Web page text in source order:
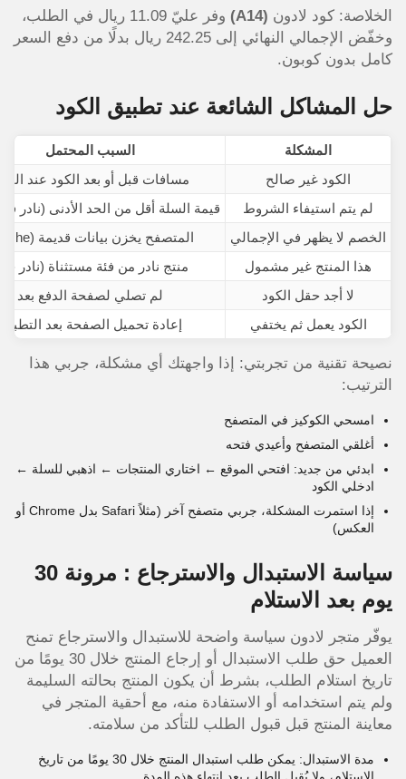
الخلاصة: كود لادون (A14)
وفر عليّ 11.09 ريال في الطلب،
وخفّض الإجمالي النهائي إلى 242.25 ريال بدلًا من دفع السعر
كامل بدون كوبون.
حل المشاكل الشائعة عند تطبيق الكود
المشكلة
السبب المحتمل
الكود غير صالح
مسافات قبل أو بعد الكود عند
لم يتم استيفاء الشروط
قيمة السلة أقل من الحد الأدنى (نادر
الخصم لا يظهر في الإجمالي
المتصفح يخزن بيانات قديمة (Cache)
هذا المنتج غير مشمول
منتج نادر من فئة مستثناة (نادر
لا أجد حقل الكود
لم تصلي لصفحة الدفع بعد
الكود يعمل ثم يختفي
إعادة تحميل الصفحة بعد
نصيحة تقنية من تجربتي: إذا واجهتك أي مشكلة، جربي هذا
الترتيب:
امسحي الكوكيز في المتصفح
أغلقي المتصفح وأعيدي فتحه
ابدئي من جديد: افتحي الموقع ← اختاري المنتجات ← اذهبي للسلة ←
ادخلي الكود
إذا استمرت المشكلة، جربي متصفح آخر (مثلاً Safari بدل Chrome أو
العكس)
سياسة الاستبدال والاسترجاع : مرونة 30
يوم بعد الاستلام
يوفّر متجر لادون سياسة واضحة للاستبدال والاسترجاع تمنح
العميل حق طلب الاستبدال أو إرجاع المنتج خلال 30 يومًا من
تاريخ استلام الطلب، بشرط أن يكون المنتج بحالته السليمة
ولم يتم استخدامه أو الاستفادة منه، مع أحقية المتجر في
معاينة المنتج قبل قبول الطلب للتأكد من سلامته.
مدة الاستبدال: يمكن طلب استبدال المنتج خلال 30 يومًا من تاريخ
الاستلام، ولا يُقبل الطلب بعد انتهاء هذه المدة.